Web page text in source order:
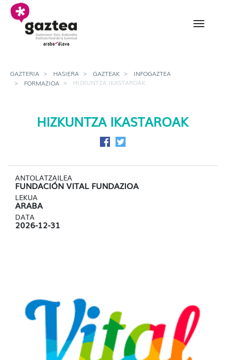
Eduki nagusira joan
Hizkuntza ikastaroak -
GAZTERIA HASIERA GAZTEAK
INFOGAZTEA
FORMAZIOA
HIZKUNTZA IKASTAROAK
HIZKUNTZA IKASTAROAK
Facebook-en partekatu
Twitter-en partekatu
ANTOLATZAILEA
FUNDACIÓN VITAL FUNDAZIOA
LEKUA
ARABA
DATA
2026-12-31